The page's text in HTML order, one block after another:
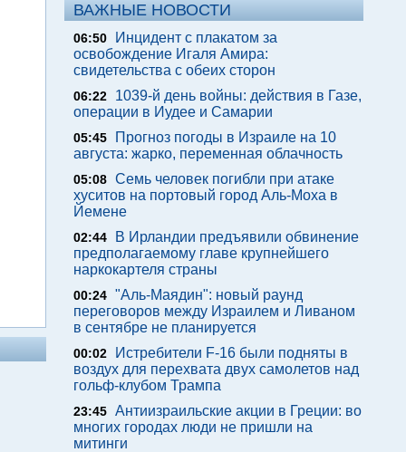
ВАЖНЫЕ НОВОСТИ
06:50
Инцидент с плакатом за
освобождение Игаля Амира:
свидетельства с обеих сторон
06:22
1039-й день войны: действия в Газе,
операции в Иудее и Самарии
05:45
Прогноз погоды в Израиле на 10
августа: жарко, переменная облачность
05:08 Семь человек погибли при атаке
хуситов на портовый город Аль-Моха в
Йемене
02:44
В Ирландии предъявили обвинение
предполагаемому главе крупнейшего
наркокартеля страны
00:24 "Аль-Маядин": новый раунд
переговоров между Израилем и Ливаном
в сентябре не планируется
00:02
Истребители F-16 были подняты в
воздух для перехвата двух самолетов над
гольф-клубом Трампа
23:45 Антиизраильские акции в Греции: во
многих городах люди не пришли на
митинги